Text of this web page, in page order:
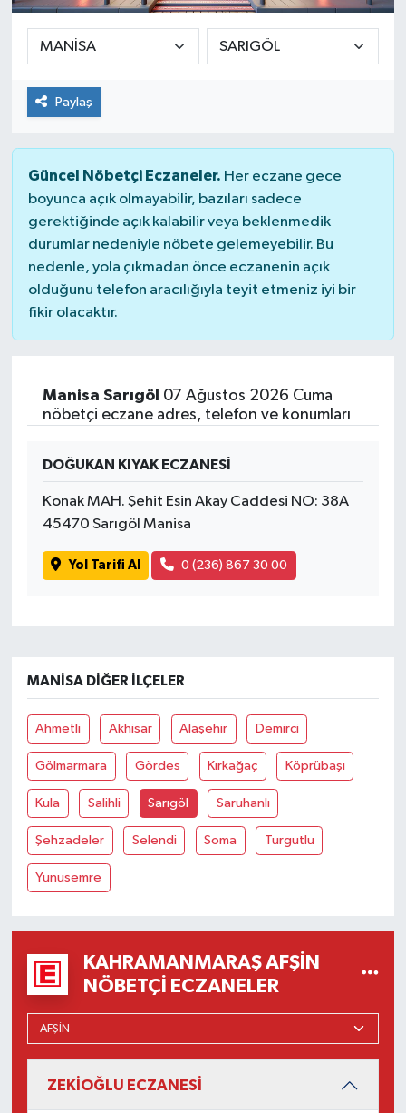
Paylaş
Güncel Nöbetçi Eczaneler. Her eczane gece
boyunca açık olmayabilir, bazıları sadece
gerektiğinde açık kalabilir veya beklenmedik
durumlar nedeniyle nöbete gelemeyebilir. Bu
nedenle, yola çıkmadan önce eczanenin açık
olduğunu telefon aracılığıyla teyit etmeniz iyi bir
fikir olacaktır.
Manisa Sarıgöl 07 Ağustos 2026 Cuma
nöbetçi eczane adres, telefon ve konumları
DOĞUKAN KIYAK ECZANESİ
Konak MAH. Şehit Esin Akay Caddesi NO: 38A
45470 Sarıgöl Manisa
Yol Tarifi Al 0 (236) 867 30 00
MANISA DIĞER İLÇELER
Ahmetli Akhisar Alaşehir Demirci
Gölmarmara Gördes Kırkağaç Köprübaşı
Kula Salihli Sarıgöl Saruhanlı
Şehzadeler Selendi Soma Turgutlu
Yunusemre
KAHRAMANMARAŞ AFŞIN
NÖBETÇI ECZANELER
ZEKİOĞLU ECZANESİ